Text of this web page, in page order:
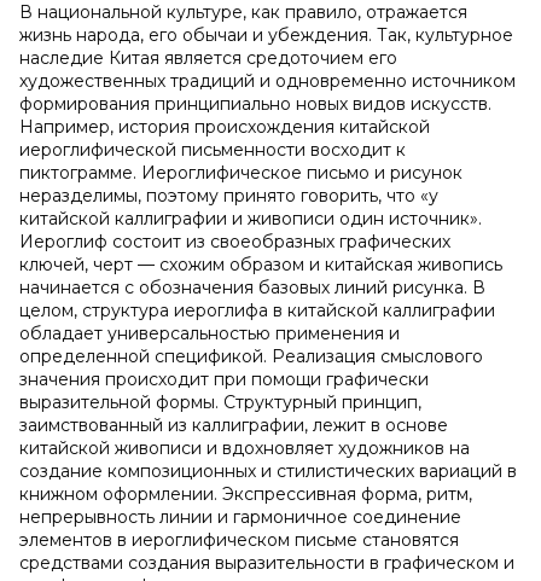
В национальной культуре, как правило, отражается
жизнь народа, его обычаи и убеждения. Так, культурное
наследие Китая является средоточием его
художественных традиций и одновременно источником
формирования принципиально новых видов искусств.
Например, история происхождения китайской
иероглифической письменности восходит к
пиктограмме. Иероглифическое письмо и рисунок
неразделимы, поэтому принято говорить, что «у
китайской каллиграфии и живописи один источник».
Иероглиф состоит из своеобразных графических
ключей, черт — схожим образом и китайская живопись
начинается с обозначения базовых линий рисунка. В
целом, структура иероглифа в китайской каллиграфии
обладает универсальностью применения и
определенной спецификой. Реализация смыслового
значения происходит при помощи графически
выразительной формы. Структурный принцип,
заимствованный из каллиграфии, лежит в основе
китайской живописи и вдохновляет художников на
создание композиционных и стилистических вариаций в
книжном оформлении. Экспрессивная форма, ритм,
непрерывность линии и гармоничное соединение
элементов в иероглифическом письме становятся
средствами создания выразительности в графическом и